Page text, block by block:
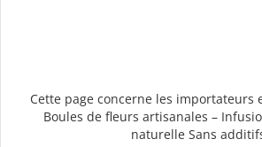
Cette page concerne les importateurs
Boules de fleurs artisanales –
naturelle Sans